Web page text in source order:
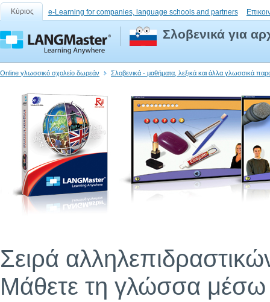
Κύριος e-Learning for companies, language schools and partners
Σλοβενικά για
Online γλωσσικό σχολείο δωρεάν Σλοβενικά - μαθήματα, λεξικά και άλλα γλωσσικά
Σειρά
Μάθετε τη γλώσσα μέσω